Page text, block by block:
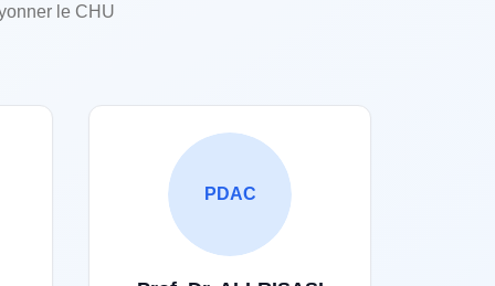
le CHU
PDAC